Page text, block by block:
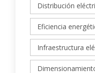
Distribución
Eficiencia
Infraestructura